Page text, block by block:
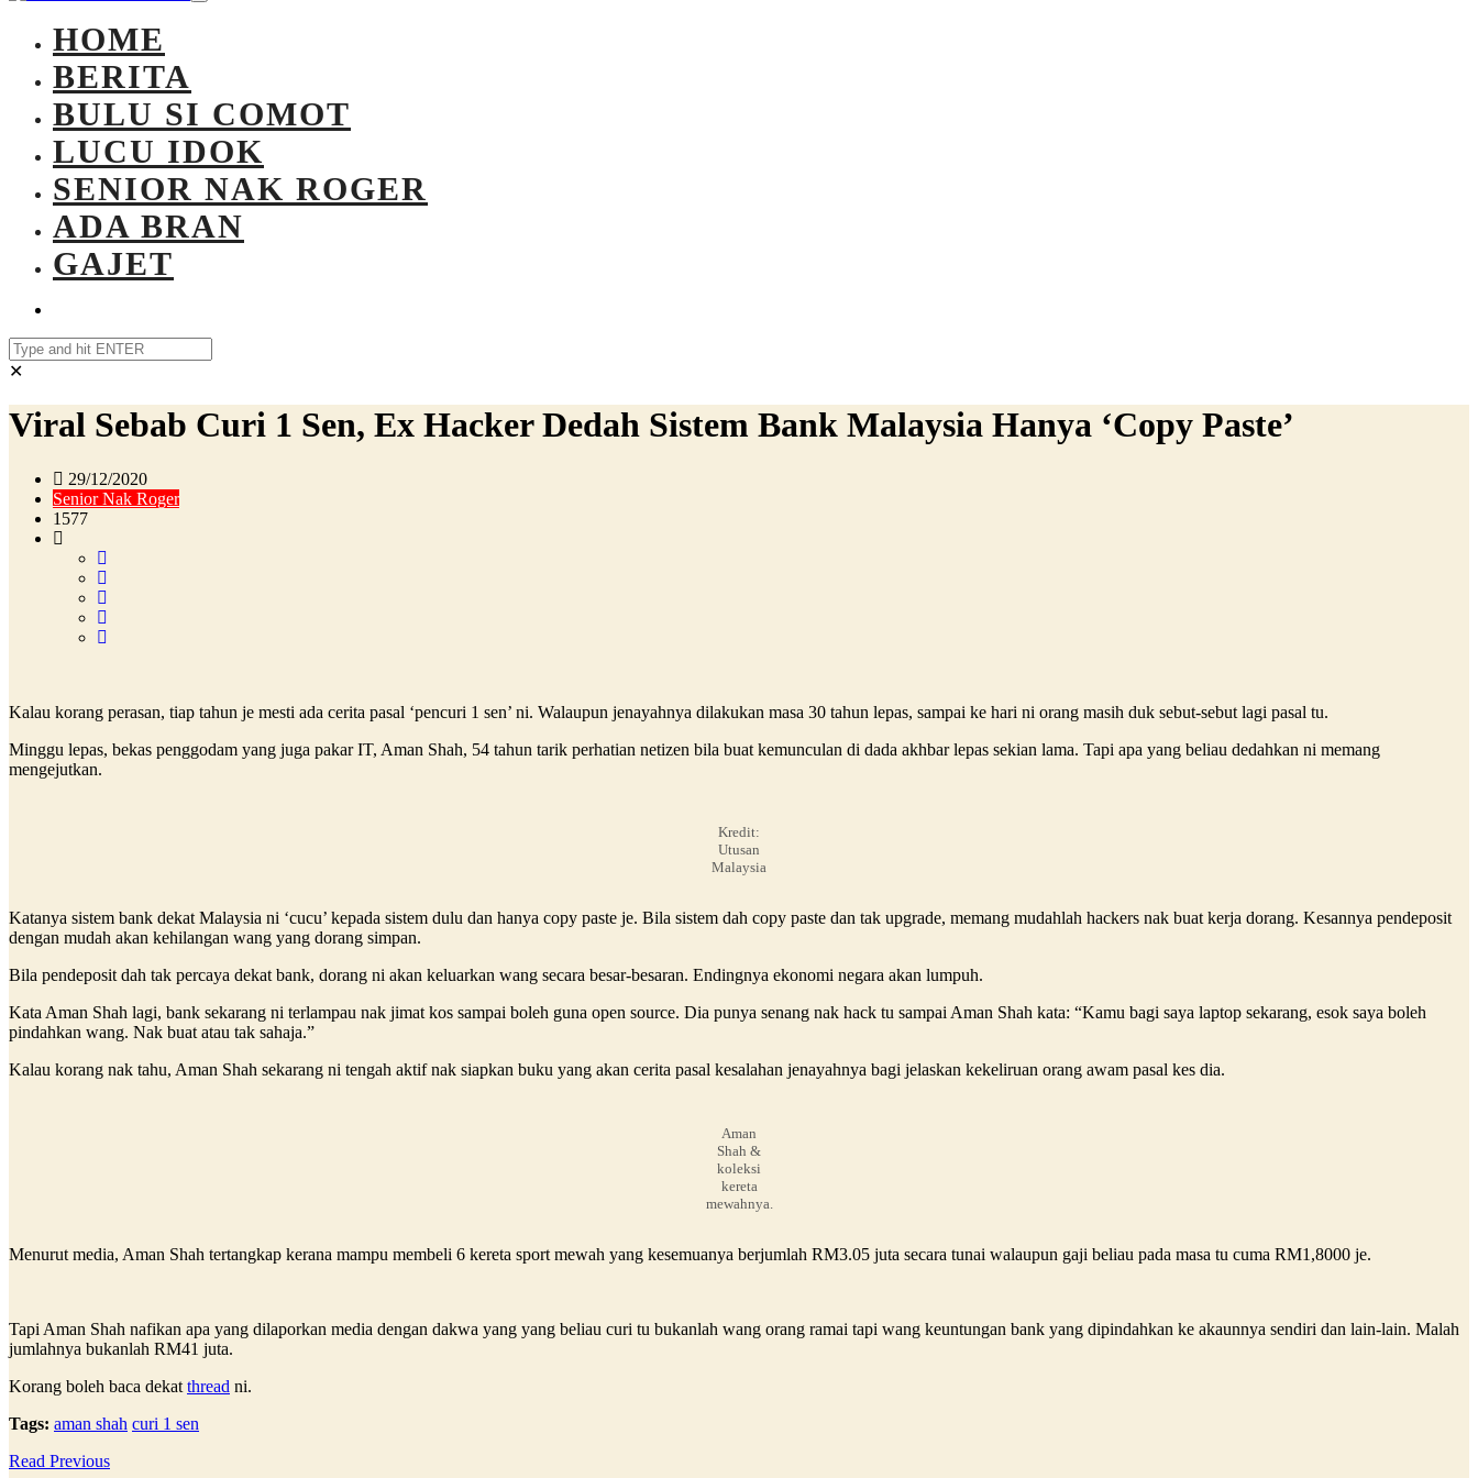
HOME
BERITA
BULU SI COMOT
LUCU IDOK
SENIOR NAK ROGER
ADA BRAN
GAJET
✕
Viral Sebab Curi 1 Sen, Ex Hacker Dedah Sistem Bank Malaysia Hanya ‘Copy Paste’
29/12/2020
Senior Nak Roger
1577
Kalau korang perasan, tiap tahun je mesti ada cerita pasal ‘pencuri 1 sen’ ni. Walaupun jenayahnya dilakukan masa 30 tahun lepas, sampai ke hari ni orang masih duk sebut-sebut lagi pasal tu.
Minggu lepas, bekas penggodam yang juga pakar IT, Aman Shah, 54 tahun tarik perhatian netizen bila buat kemunculan di dada akhbar lepas sekian lama. Tapi apa yang beliau dedahkan ni memang
mengejutkan.
Kredit:
Utusan
Malaysia
Katanya sistem bank dekat Malaysia ni ‘cucu’ kepada sistem dulu dan hanya copy paste je. Bila sistem dah copy paste dan tak upgrade, memang mudahlah hackers nak buat kerja dorang. Kesannya pendeposit
dengan mudah akan kehilangan wang yang dorang simpan.
Bila pendeposit dah tak percaya dekat bank, dorang ni akan keluarkan wang secara besar-besaran. Endingnya ekonomi negara akan lumpuh.
Kata Aman Shah lagi, bank sekarang ni terlampau nak jimat kos sampai boleh guna open source. Dia punya senang nak hack tu sampai Aman Shah kata: “Kamu bagi saya laptop sekarang, esok saya boleh
pindahkan wang. Nak buat atau tak sahaja.”
Kalau korang nak tahu, Aman Shah sekarang ni tengah aktif nak siapkan buku yang akan cerita pasal kesalahan jenayahnya bagi jelaskan kekeliruan orang awam pasal kes dia.
Aman
Shah &
koleksi
kereta
mewahnya.
Menurut media, Aman Shah tertangkap kerana mampu membeli 6 kereta sport mewah yang kesemuanya berjumlah RM3.05 juta secara tunai walaupun gaji beliau pada masa tu cuma RM1,8000 je.
Tapi Aman Shah nafikan apa yang dilaporkan media dengan dakwa yang yang beliau curi tu bukanlah wang orang ramai tapi wang keuntungan bank yang dipindahkan ke akaunnya sendiri dan lain-lain. Malah
jumlahnya bukanlah RM41 juta.
Korang boleh baca dekat thread ni.
Tags: aman shah curi 1 sen
Read Previous